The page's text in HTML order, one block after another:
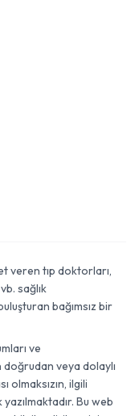
veren tıp doktorları,
sağlık
bağımsız bir
ve
veya dolaylı
olmaksızın, ilgili
Bu web